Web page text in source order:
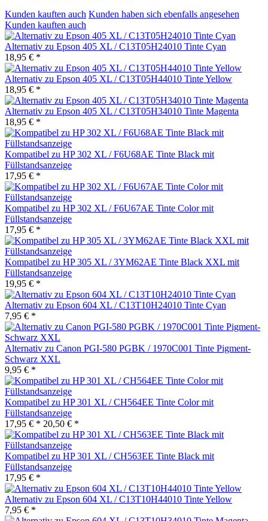
Kunden kauften auch Kunden haben sich ebenfalls angesehen
Kunden kauften auch
Alternativ zu Epson 405 XL / C13T05H24010 Tinte Cyan
18,95 € *
Alternativ zu Epson 405 XL / C13T05H44010 Tinte Yellow
18,95 € *
Alternativ zu Epson 405 XL / C13T05H34010 Tinte Magenta
18,95 € *
Kompatibel zu HP 302 XL / F6U68AE Tinte Black mit
Füllstandsanzeige
17,95 € *
Kompatibel zu HP 302 XL / F6U67AE Tinte Color mit
Füllstandsanzeige
17,95 € *
Kompatibel zu HP 305 XL / 3YM62AE Tinte Black XXL mit
Füllstandsanzeige
19,95 € *
Alternativ zu Epson 604 XL / C13T10H24010 Tinte Cyan
7,95 € *
Alternativ zu Canon PGI-580 PGBK / 1970C001 Tinte Pigment-
Schwarz XXL
9,95 € *
Kompatibel zu HP 301 XL / CH564EE Tinte Color mit
Füllstandsanzeige
17,95 € * 20,50 € *
Kompatibel zu HP 301 XL / CH563EE Tinte Black mit
Füllstandsanzeige
17,95 € *
Alternativ zu Epson 604 XL / C13T10H44010 Tinte Yellow
7,95 € *